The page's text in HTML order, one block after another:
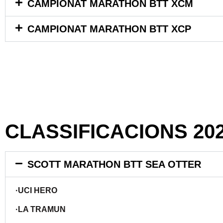
CAMPIONAT MARATHON BTT XCM
CAMPIONAT MARATHON BTT XCP
CLASSIFICACIONS
SCOTT MARATHON BTT SEA OTTER
·UCI HERO
·LA TRAMUN